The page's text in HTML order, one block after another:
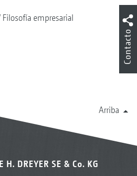
Filosofía empresarial
Arriba
DREYER SE & Co. KG
Contacto